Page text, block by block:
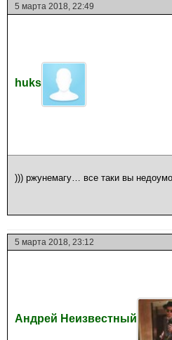
5 марта 2018, 22:49
huks
))) ржунемагу… все таки вы
5 марта 2018, 23:12
Андрей Неизвестный